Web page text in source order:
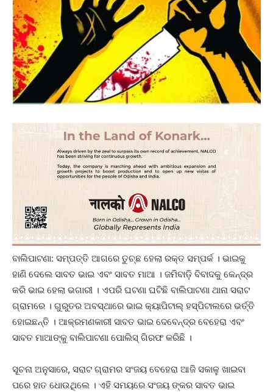
ବାଲିପାଟଣା: ସମ୍ପତ୍ତି ଆଗରେ ତୁଚ୍ଛ ହେଲା ରକ୍ତ ସମ୍ପର୍କ । ଭାଇକୁ
ହାଣି ଦେଲେ ସାବତ ଭାଇ ଏବଂ ସାବତ ମାଆ । ଜମିବାଡ଼ି ବିବାଦକୁ କେନ୍ଦ୍ର
କରି ଭାଇ ହେଲା ଭଗାରୀ । ଏପରି ଘଟଣା ଘଟିଛି ବାଲିପାଟଣା ଥାନା ସରାଟ
ଗ୍ରାମରେ । ଗୁରୁତର ଅବସ୍ଥାରେ ଭାଇ କ୍ୟାପିଟାଲ୍‌ ହସ୍ପିଟାଲରେ ଭର୍ତ୍ତି
ହୋଇଛନ୍ତି । ଆକ୍ରମଣକାରୀ ସାବତ ଭାଇ ଦେବେନ୍ଦ୍ର ବେହେରା ଏବଂ
ସାବତ ମାଆଙ୍କୁ ବାଲିପାଟଣା ପୋଲିସ୍ ଗିରଫ କରିଛି ।
ସୂଚନା ଅନୁସାରେ, ସରାଟ ଗ୍ରାମର ସଂଜୟ ବେହେରା ଆଜି ସକାଳୁ ଖାଇବା
ପରେ ହାତ ଧୋଉଥିଲେ । ଏହି ସମୟରେ ସଂଜୟ ଙ୍କର ସାବତ ଭାଇ